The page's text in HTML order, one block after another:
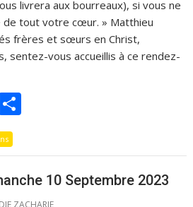
livrera aux bourreaux), si vous ne
tout votre cœur. » Matthieu
frères et sœurs en Christ,
sentez-vous accueillis à ce rendez-
ta
g
er10 Septembre 2023
ZACHARIE